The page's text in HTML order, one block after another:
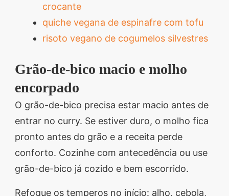
crocante
quiche vegana de espinafre com tofu
risoto vegano de cogumelos silvestres
Grão-de-bico macio e molho
encorpado
O grão-de-bico precisa estar macio antes de
entrar no curry. Se estiver duro, o molho fica
pronto antes do grão e a receita perde
conforto. Cozinhe com antecedência ou use
grão-de-bico já cozido e bem escorrido.
Refogue os temperos no início: alho, cebola,